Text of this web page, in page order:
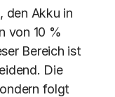
den Akku in
von 10 %
Bereich ist
Die
folgt